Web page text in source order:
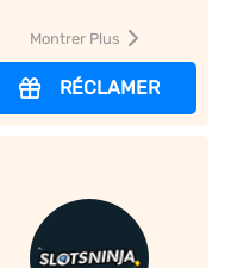
Montrer Plus
RÉCLAMER